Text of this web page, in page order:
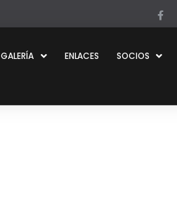
GALERÍA ENLACES
SOCIOS